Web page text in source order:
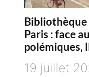
a
t
i
Bibliothèque
Paris : face
polémiques,
19 juillet